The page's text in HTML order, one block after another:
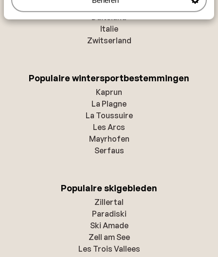
Frankrijk
Duitsland
Italie
Zwitserland
Populaire wintersportbestemmingen
Kaprun
La Plagne
La Toussuire
Les Arcs
Mayrhofen
Serfaus
Populaire skigebieden
Zillertal
Paradiski
Ski Amade
Zell am See
Les Trois Vallees